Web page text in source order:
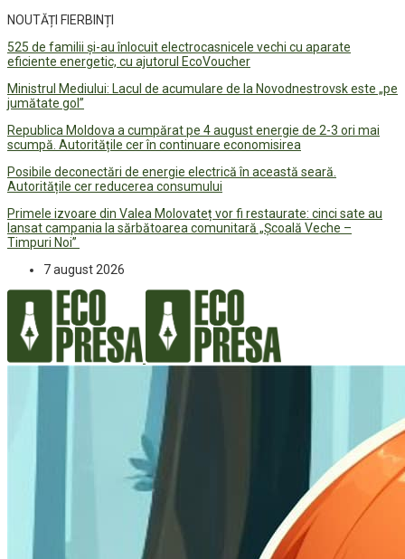
NOUTĂȚI FIERBINȚI
525 de familii și-au înlocuit electrocasnicele vechi cu aparate
eficiente energetic, cu ajutorul EcoVoucher
Ministrul Mediului: Lacul de acumulare de la Novodnestrovsk este „pe
jumătate gol”
Republica Moldova a cumpărat pe 4 august energie de 2-3 ori mai
scumpă. Autoritățile cer în continuare economisirea
Posibile deconectări de energie electrică în această seară.
Autoritățile cer reducerea consumului
Primele izvoare din Valea Molovateț vor fi restaurate: cinci sate au
lansat campania la sărbătoarea comunitară „Școală Veche –
Timpuri Noi”
7 august 2026